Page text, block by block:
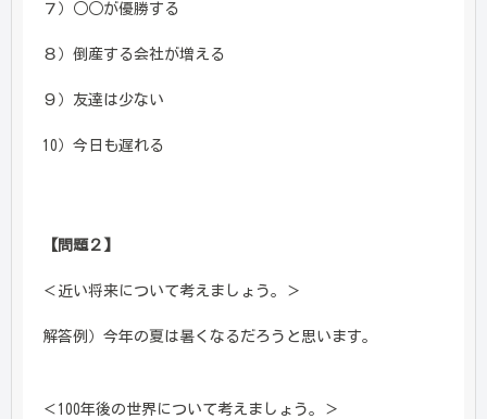
７）○○が優勝する
８）倒産する会社が増える
９）友達は少ない
10）今日も遅れる
【問題２】
＜近い将来について考えましょう。＞
解答例）今年の夏は暑くなるだろうと思います。
＜100年後の世界について考えましょう。＞